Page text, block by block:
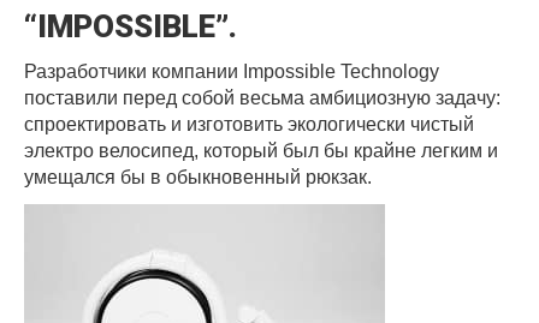
“IMPOSSIBLE”.
Разработчики компании Impossible Technology
поставили перед собой весьма амбициозную задачу:
спроектировать и изготовить экологически чистый
электро велосипед, который был бы крайне легким и
умещался бы в обыкновенный рюкзак.